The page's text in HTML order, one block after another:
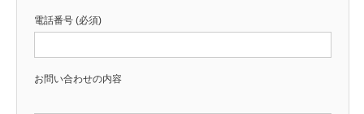
電話番号 (必須)
お問い合わせの内容